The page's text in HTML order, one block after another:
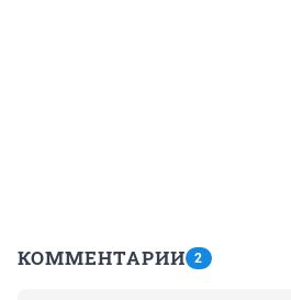
КОММЕНТАРИИ 2